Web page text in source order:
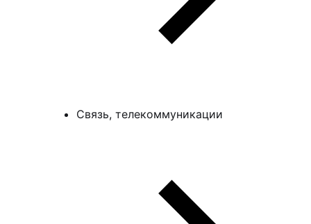
Связь, телекоммуникации